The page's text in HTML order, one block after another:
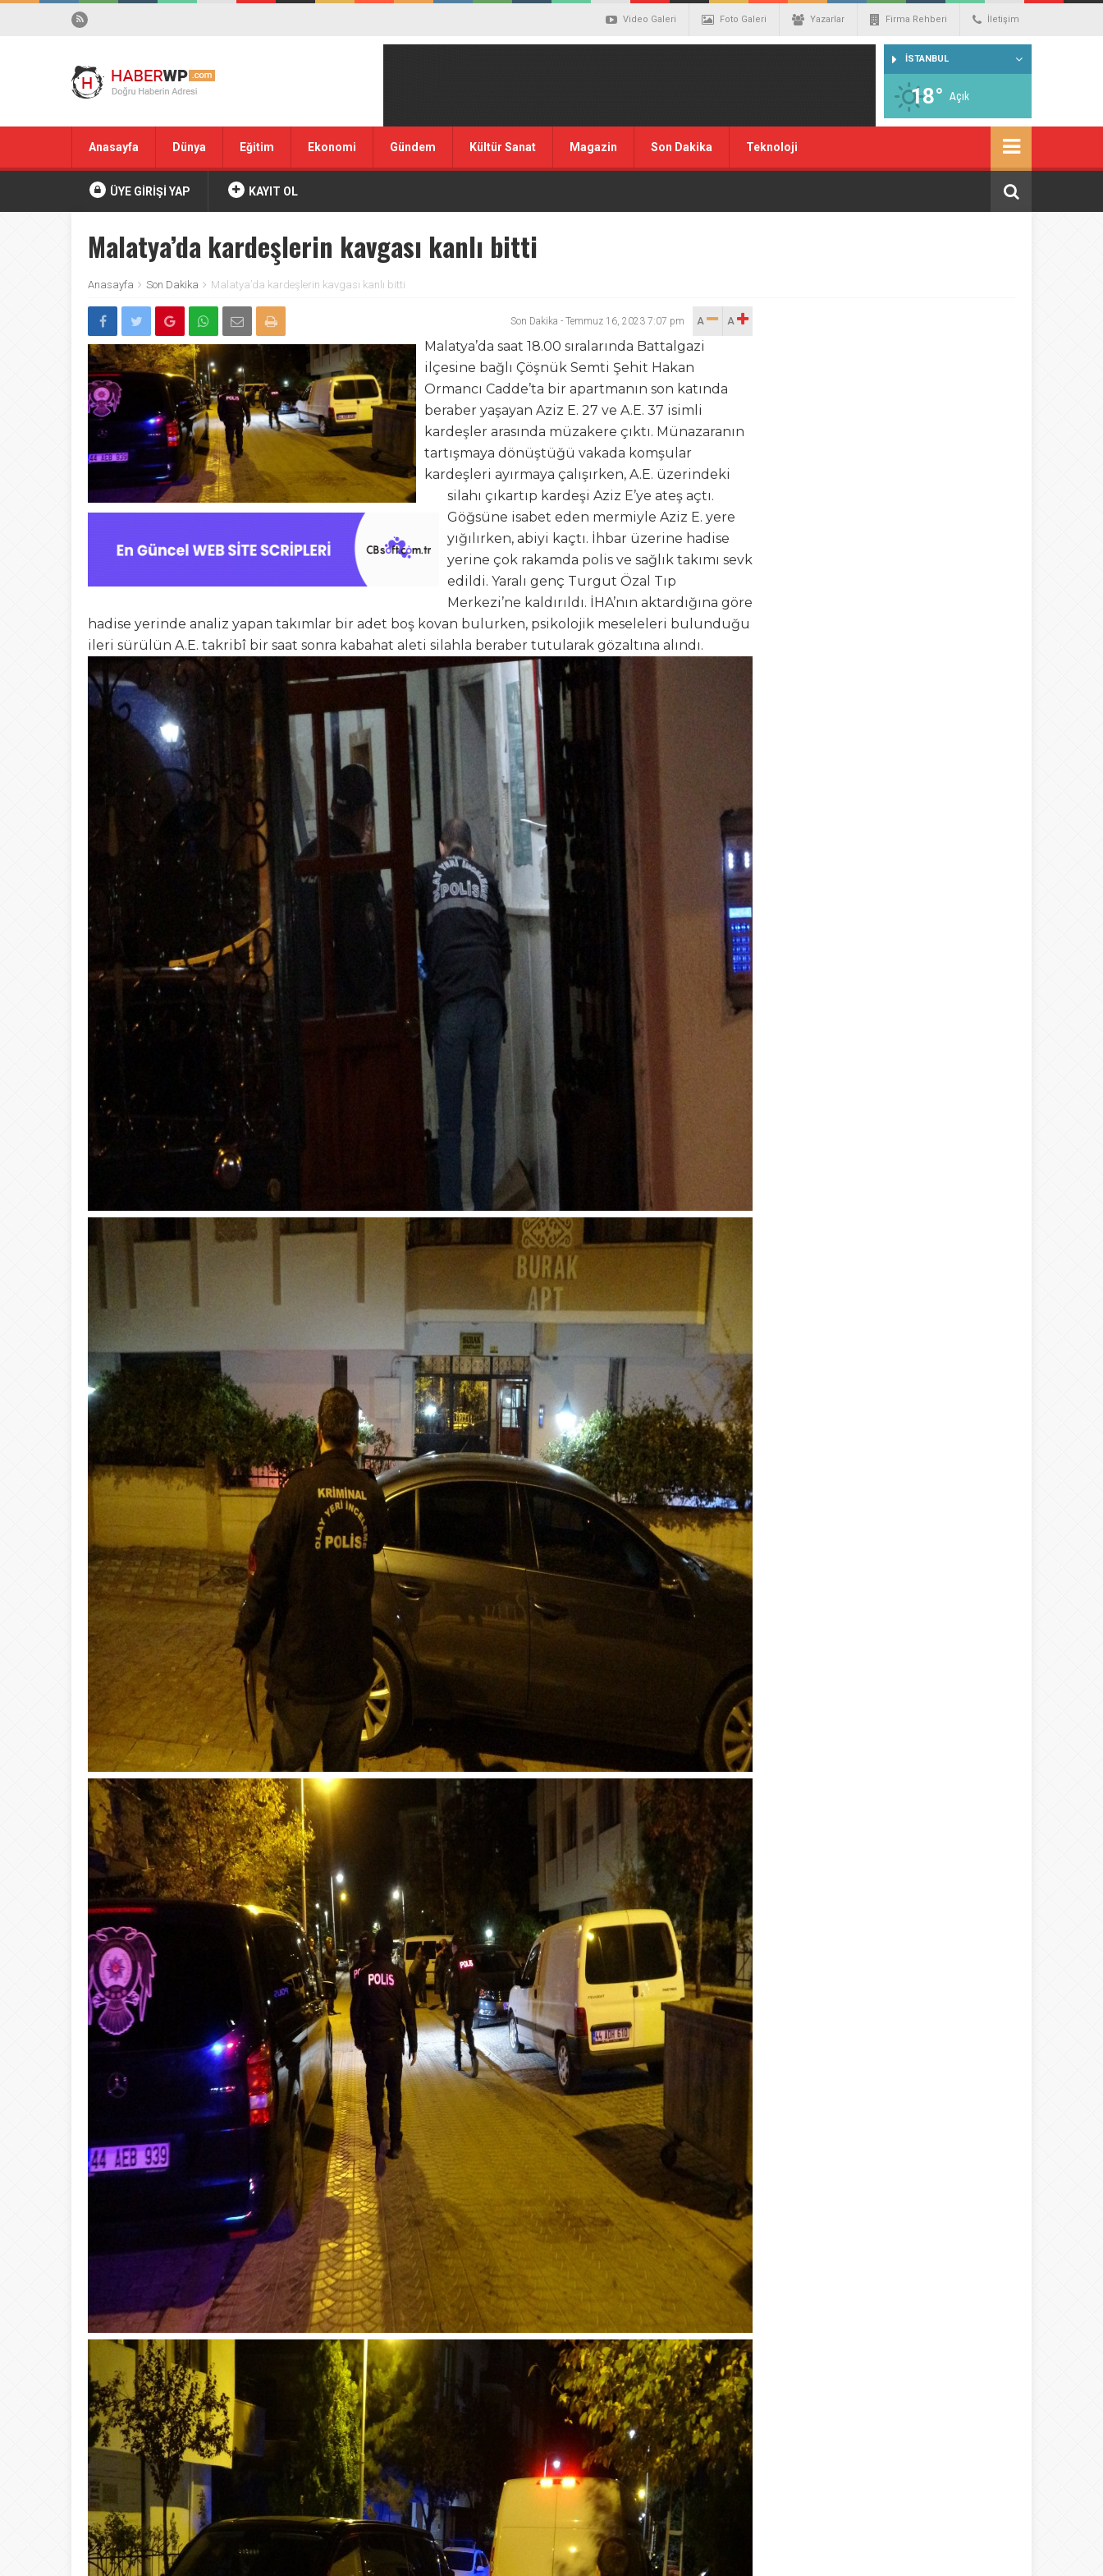
Video Galeri Foto Galeri Yazarlar Firma Rehberi İletişim
İSTANBUL
18° Açık
Anasayfa Dünya Eğitim Ekonomi Gündem Kültür Sanat Magazin Son Dakika Teknoloji
ÜYE GİRİŞİ YAP KAYIT OL
Malatya’da kardeşlerin kavgası kanlı bitti
Anasayfa Son Dakika Malatya’da kardeşlerin kavgası kanlı bitti
Son Dakika - Temmuz 16, 2023 7:07 pm A
A
Malatya’da saat 18.00 sıralarında Battalgazi
ilçesine bağlı Çöşnük Semti Şehit Hakan
Ormancı Cadde’ta bir apartmanın son katında
beraber yaşayan Aziz E. 27 ve A.E. 37 isimli
kardeşler arasında müzakere çıktı. Münazaranın
tartışmaya dönüştüğü vakada komşular
kardeşleri ayırmaya çalışırken, A.E. üzerindeki
silahı çıkartıp kardeşi Aziz E’ye ateş açtı.
Göğsüne isabet eden mermiyle Aziz E. yere
yığılırken, abiyi kaçtı. İhbar üzerine hadise
yerine çok rakamda polis ve sağlık takımı sevk
edildi. Yaralı genç Turgut Özal Tıp
Merkezi’ne kaldırıldı. İHA’nın aktardığına göre
hadise yerinde analiz yapan takımlar bir adet boş kovan bulurken, psikolojik meseleleri bulunduğu
ileri sürülün A.E. takribî bir saat sonra kabahat aleti silahla beraber tutularak gözaltına alındı.